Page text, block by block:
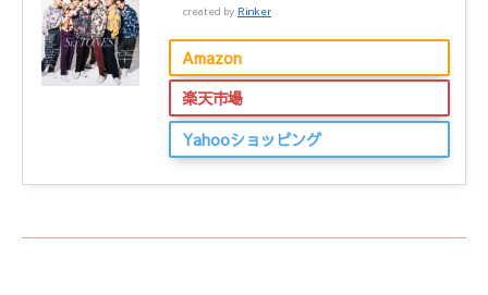
created by Rinker
Amazon
楽天市場
Yahooショッピング